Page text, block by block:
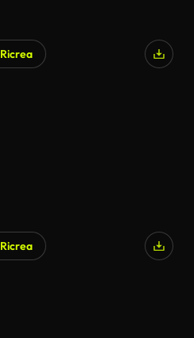
Ricrea
Ricrea